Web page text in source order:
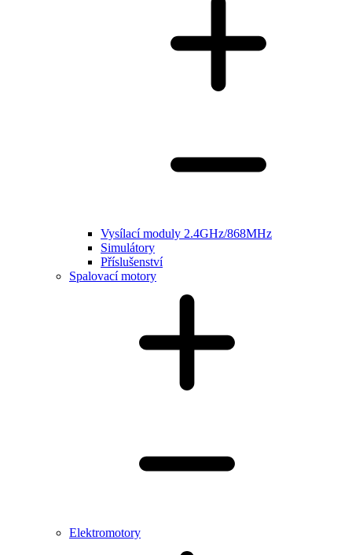
Vysílací moduly 2.4GHz/868MHz
Simulátory
Příslušenství
Spalovací motory
Elektromotory